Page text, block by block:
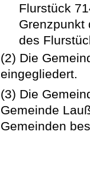
Flurstück
Grenzpunkt
des
(2) Die
eingegliedert.
(3) Die
Gemeinde
Gemeinden